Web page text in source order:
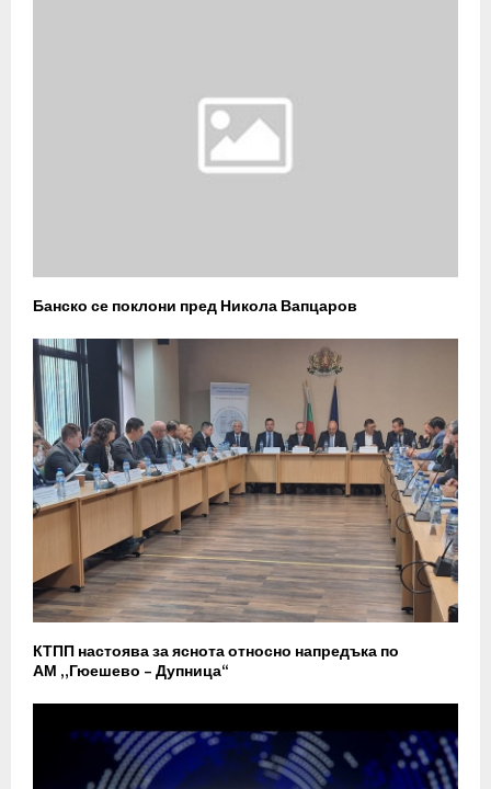
Банско се поклони пред Никола Вапцаров
КТПП настоява за яснота относно напредъка по
АМ „Гюешево – Дупница“